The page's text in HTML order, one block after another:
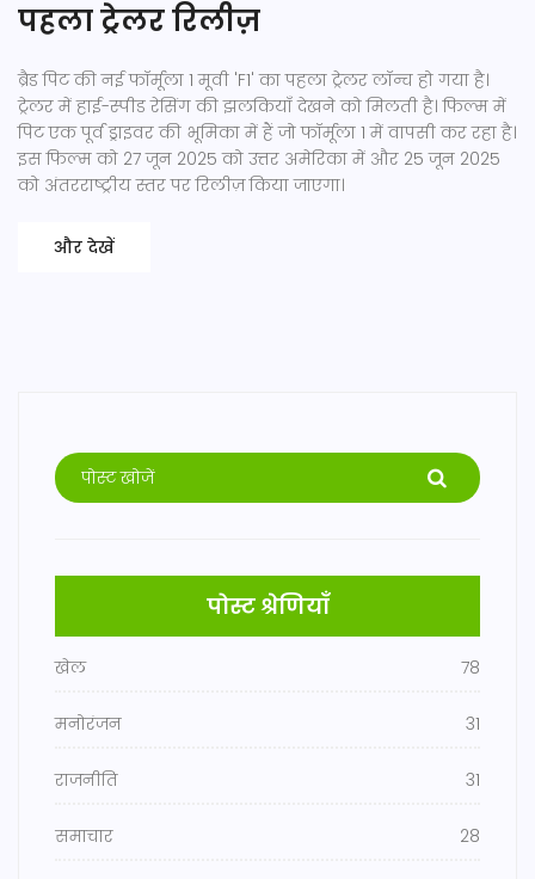
पहला ट्रेलर रिलीज़
ब्रैड पिट की नई फॉर्मूला 1 मूवी 'F1' का पहला ट्रेलर लॉन्च हो गया है।
ट्रेलर में हाई-स्पीड रेसिंग की झलकियाँ देखने को मिलती है। फिल्म में
पिट एक पूर्व ड्राइवर की भूमिका में हैं जो फॉर्मूला 1 में वापसी कर रहा है।
इस फिल्म को 27 जून 2025 को उत्तर अमेरिका में और 25 जून 2025
को अंतरराष्ट्रीय स्तर पर रिलीज़ किया जाएगा।
और देखें
पोस्ट श्रेणियाँ
खेल 78
मनोरंजन 31
राजनीति 31
समाचार 28